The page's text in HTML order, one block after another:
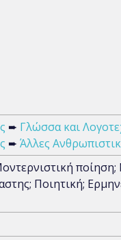
➨ Γλώσσα και
➨ Άλλες
Ποιητική;